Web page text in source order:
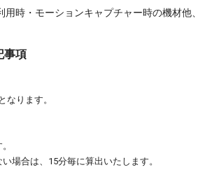
時・モーションキャプチャー時の機材他
事項
なります。
場合は、15分毎に算出いたします。